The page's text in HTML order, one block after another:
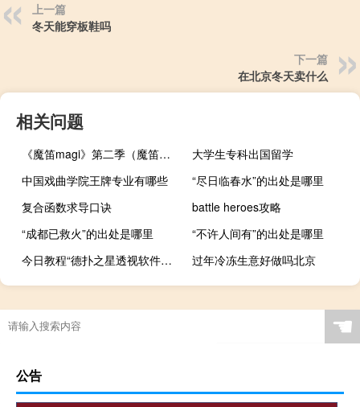
上一篇
冬天能穿板鞋吗
下一篇
在北京冬天卖什么
相关问题
《魔笛magi》第二季（魔笛magi第三季全集）
大学生专科出国留学
中国戏曲学院王牌专业有哪些
“尽日临春水”的出处是哪里
复合函数求导口诀
battle heroes攻略
“成都已救火”的出处是哪里
“不许人间有”的出处是哪里
今日教程“德扑之星透视软件挂方法”其实真的有挂
过年冷冻生意好做吗北京
☚
公告